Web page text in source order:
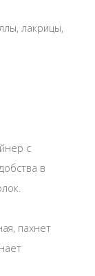
лакрицы,
с
в
пахнет